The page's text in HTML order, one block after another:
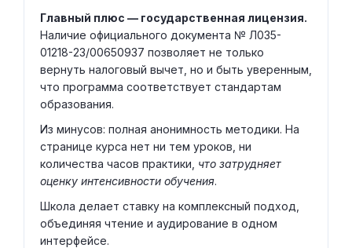
Главный плюс — государственная лицензия.
Наличие официального документа № Л035-
01218-23/00650937 позволяет не только
вернуть налоговый вычет, но и быть уверенным,
что программа соответствует стандартам
образования.
Из минусов: полная анонимность методики. На
странице курса нет ни тем уроков, ни
количества часов практики, что затрудняет
оценку интенсивности обучения.
Школа делает ставку на комплексный подход,
объединяя чтение и аудирование в одном
интерфейсе.